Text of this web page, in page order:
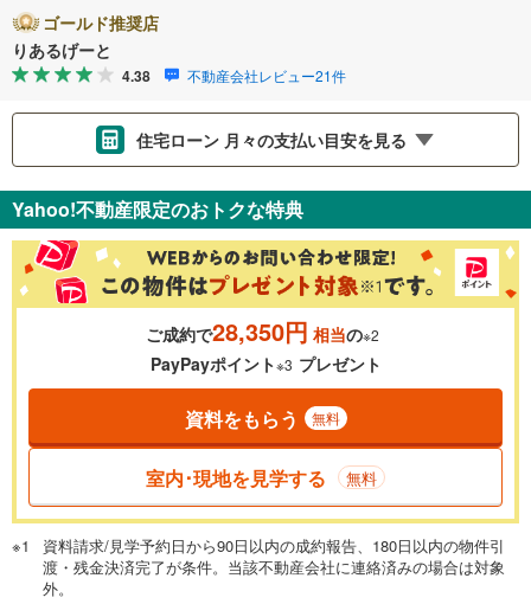
ゴールド推奨店
りあるげーと
4.38 不動産会社レビュー21件
住宅ローン 月々の支払い目安を見る
金利 ％
0.01%
一般的には最長35年まで借り入れ可能です。多くの金融機関
が完済時の年齢は80歳までを条件としています。
閉じる
頭金 万円
Yahoo!不動産限定のおトクな特典
ご成約で28,350円 相当の※2
PayPayポイント※3 プレゼント
資料をもらう 無料
室内･現地を見学する 無料
資料請求/見学予約日から90日以内の成約報告、180日以内の物件引
渡・残金決済完了が条件。当該不動産会社に連絡済みの場合は対象
外。